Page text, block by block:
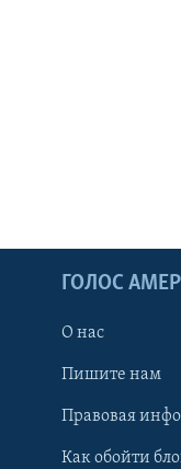
ГОЛОС
О нас
Пишите нам
Правовая
Как обойти